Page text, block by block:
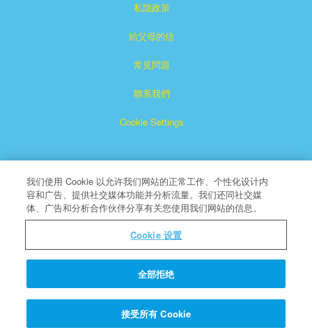
私隐政策
給父母的信
常見問題
聯系我們
Cookie Settings
版權所有
About CBN
我们使用 Cookie 以允许我们网站的正常工作、个性化设计内
容和广告、提供社交媒体功能并分析流量。我们还同社交媒
体、广告和分析合作伙伴分享有关您使用我们网站的信息。
Cookie 设置
全部拒绝
接受所有 Cookie